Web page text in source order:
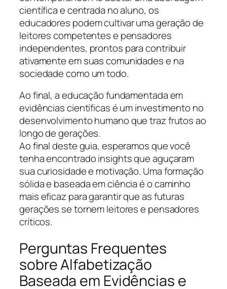
científica e centrada no aluno, os
educadores podem cultivar uma geração de
leitores competentes e pensadores
independentes, prontos para contribuir
ativamente em suas comunidades e na
sociedade como um todo.
Ao final, a educação fundamentada em
evidências científicas é um investimento no
desenvolvimento humano que traz frutos ao
longo de gerações.
Ao final deste guia, esperamos que você
tenha encontrado insights que aguçaram
sua curiosidade e motivação. Uma formação
sólida e baseada em ciência é o caminho
mais eficaz para garantir que as futuras
gerações se tornem leitores e pensadores
críticos.
Perguntas Frequentes
sobre Alfabetização
Baseada em Evidências e